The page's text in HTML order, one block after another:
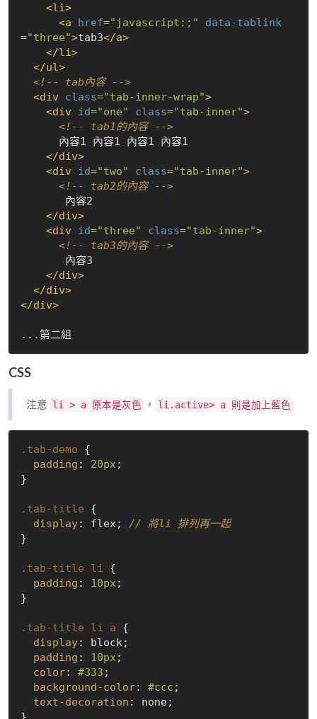
<li>
<a href="javascript:;"
data-tablink
="three">tab3</a>
</li>
</ul>
<!-- tab內容 -->
<div class="tab-inner-wrap">
<div id="one" class="tab-inner">
<!-- tab1的內容 -->
</div>
<div id="two" class="tab-inner">
<!-- tab2的內容 -->
</div>
<div id="three" class="tab-inner">
<!-- tab3的內容 -->
</div>
</div>
</div>
CSS
注意 li > a 原本是灰色 ， li.active> a 則是加上藍色
.tab-demo {
padding : 20px ;
}
.tab-title {
display: flex; // 將li 排列再一起
}
.tab-title li {
padding : 10px ;
}
.tab-title li a {
display: block;
padding : 10px ;
color: #333 ;
background-color: #ccc ;
text-decoration : none;